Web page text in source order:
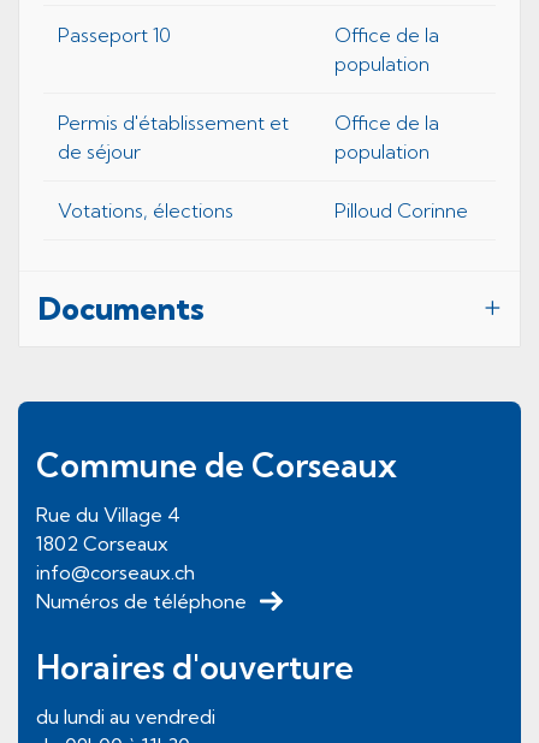
Passeport 10
Office de la
population
Permis d'établissement et
de séjour
Office de la
population
Votations, élections Pilloud Corinne
Documents
Pied de page
Commune de Corseaux
Rue du Village 4
1802 Corseaux
info@corseaux.ch
Numéros de téléphone
Horaires d'ouverture
du lundi au vendredi